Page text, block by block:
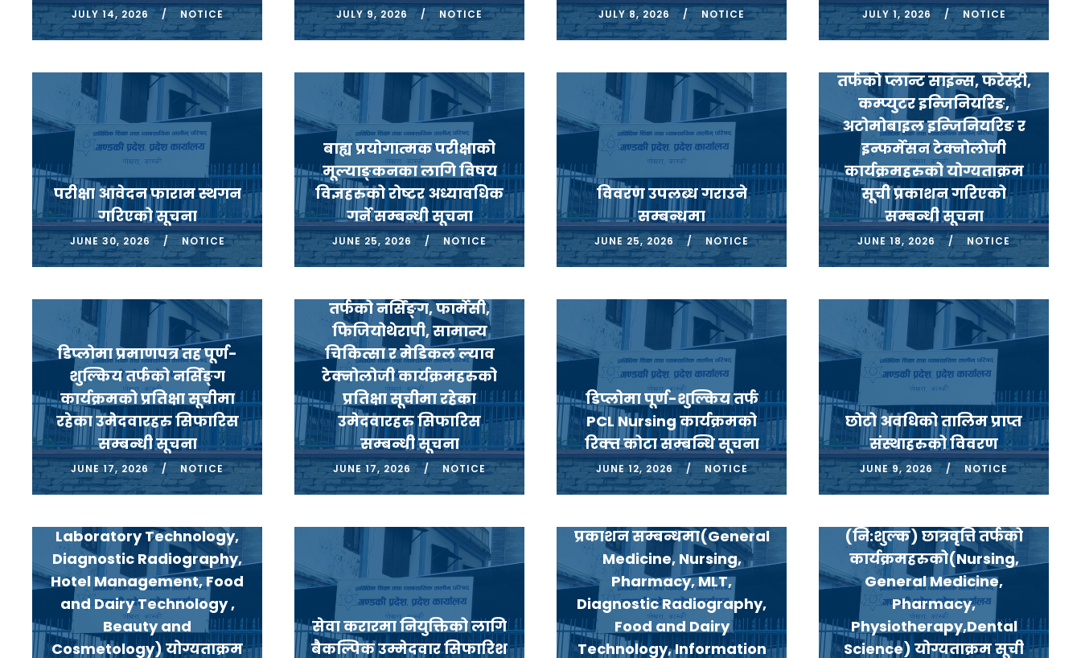
JULY 14, 2026 NOTICE JULY 9, 2026 NOTICE JULY 8, 2026 NOTICE JULY 1, 2026 NOTICE
परीक्षा आवेदन फाराम स्थगन
गरिएको सूचना
JUNE 30, 2026 NOTICE
बाह्य प्रयोगात्मक परीक्षाको
मूल्याङ्कनका लागि विषय
विज्ञहरुको रोष्टर अध्यावधिक
गर्ने सम्बन्धी सूचना
JUNE 25, 2026 NOTICE
विवरण उपलब्ध गराउने
सम्बन्धमा
JUNE 25, 2026 NOTICE
डिप्लोमा/प्रमाणपत्र तहकोे
तर्फको प्लान्ट साइन्स, फरेस्ट्री,
कम्प्युटर इन्जिनियरिङ,
अटोमोबाइल इन्जिनियरिङ र
इन्फर्मेसन टेक्नोलोजी
कार्यक्रमहरुको योग्यताक्रम
सूची प्रकाशन गरिएको
सम्बन्धी सूचना
JUNE 18, 2026 NOTICE
डिप्लोमा प्रमाणपत्र तह पूर्ण-
शुल्किय तर्फको नर्सिंङ्ग
कार्यक्रमको प्रतिक्षा सूचीमा
रहेका उमेदवारहरु सिफारिस
सम्बन्धी सूचना
JUNE 17, 2026 NOTICE
डिप्लोमा प्रमाणपत्र तहकोे
तर्फको नर्सिंङ्ग, फार्मेसी,
फिजियोथेरापी, सामान्य
चिकित्सा र मेडिकल ल्याव
टेक्नोलोजी कार्यक्रमहरुको
प्रतिक्षा सूचीमा रहेका
उमेदवारहरु सिफारिस
सम्बन्धी सूचना
JUNE 17, 2026 NOTICE
डिप्लोमा पूर्ण-शुल्किय तर्फ
PCL Nursing कार्यक्रमको
रिक्त्त कोटा सम्बन्धि सूचना
JUNE 12, 2026 NOTICE
छोटो अवधिको तालिम प्राप्त
संस्थाहरुको विवरण
JUNE 9, 2026 NOTICE
डिप्लोमा तहको स्वास्थ्य
कार्यक्रमहरुको वर्गीकृत
(नि:शुल्क) छात्रवृत्ति तर्फको
Laboratory Technology,
Diagnostic Radiography,
Hotel Management, Food
and Dairy Technology ,
Beauty and
Cosmetology) योग्यताक्रम
सेवा करारमा नियुक्तिको लागि
बैकल्पिक उम्मेदवार सिफारिश
विभिन्न शिक्षालयका पुर्ण
प्रकाशन सम्बन्धमा(General
Medicine, Nursing,
Pharmacy, MLT,
Diagnostic Radiography,
Food and Dairy
Technology, Information
डिप्लोमा तहको स्वास्थ्य
(नि:शुल्क) छात्रवृत्ति तर्फको
कार्यक्रमहरुको(Nursing,
General Medicine,
Pharmacy,
Physiotherapy,Dental
Science) योग्यताक्रम सूची